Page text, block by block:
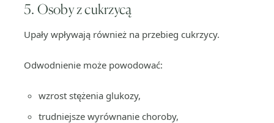
5. Osoby z cukrzycą
Upały wpływają również na przebieg cukrzycy.
Odwodnienie może powodować:
wzrost stężenia glukozy,
trudniejsze wyrównanie choroby,